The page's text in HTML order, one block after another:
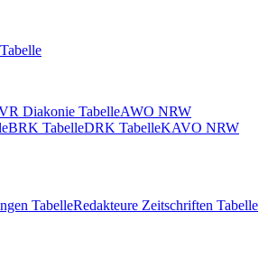
Diakonie TabelleAWO NRW
BRK TabelleDRK TabelleKAVO NRW
TabelleRedakteure Zeitschriften Tabelle